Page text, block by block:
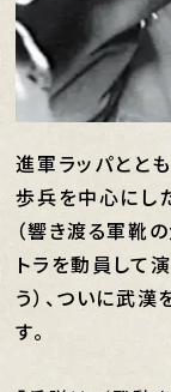
進軍ラッパとと
歩兵を中心にし
（響き渡る軍靴
トラを動員して
う）、ついに武
す。